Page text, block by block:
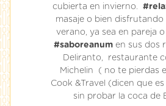
cubierta en invierno.
masaje o bien disfrutando
verano, ya sea en pareja
#saboreanumen sus dos
Deliranto, restaurante
Michelin ( no te pierdas
Cook &Travel (dicen que
sin probar la coca de